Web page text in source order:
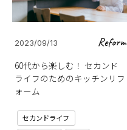
2023/09/13 Reform
60代から楽しむ！ セカンド
ライフのためのキッチンリフ
ォーム
セカンドライフ